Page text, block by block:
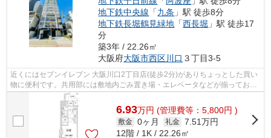
地下鉄中央線 「九条 」駅 徒歩8分
地下鉄長堀鶴見緑地 「西長堀 」駅 徒歩17
分
築3年 / 22.26㎡
大阪府大阪市西区川口 ３丁目3-5
近くにはセブンイレブン 大阪川口2丁目店(徒歩2分)がありちょっとした買い
物に便利です。共用部には敷地内ごみ置き場・エレベータなどが揃ってお
り、とても充実しています。魅力的な駅...
6.93万円 (管理費等：5,800円 )
敷金 0ヶ月 礼金 7.51万円
12階 / 1K / 22.26㎡